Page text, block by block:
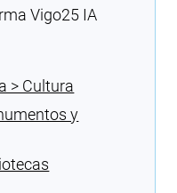
Vigo25 IA
> Cultura
y